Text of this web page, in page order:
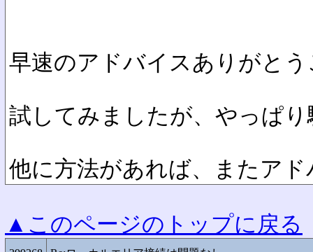
早速のアドバイスありがと
試してみましたが、やっぱ
他に方法があれば、またア
▲このページのトップに戻る